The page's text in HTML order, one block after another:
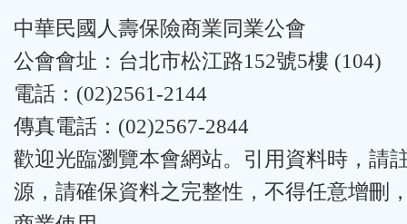
:::中華民國人壽保險商業同業公會
公會會址：台北市松江路152號5樓 (104)
電話：(02)2561-2144
傳真電話：(02)2567-2844
歡迎光臨瀏覽本會網站。引用資料時，請
源，請確保資料之完整性，不得任意增刪